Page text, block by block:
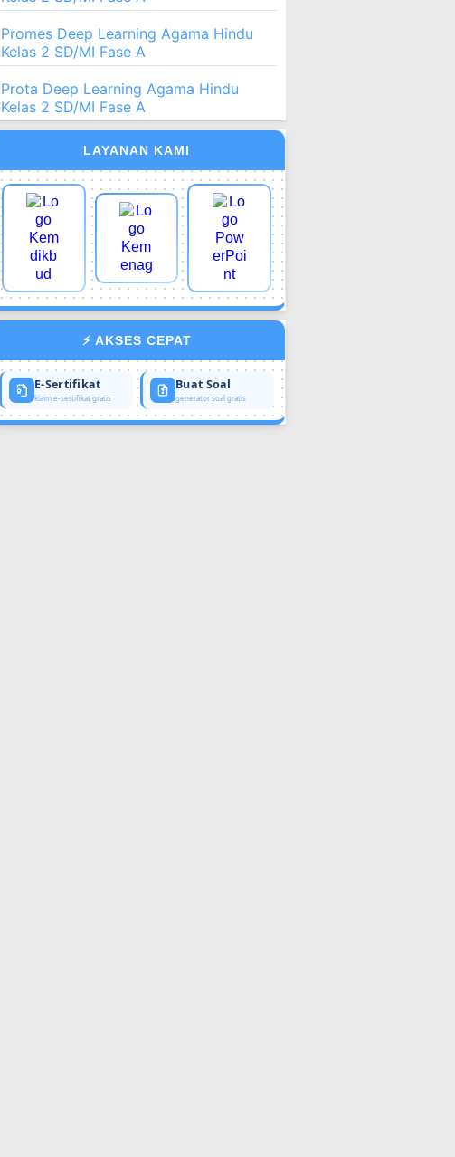
Promes Deep Learning Agama Hindu
Kelas 2 SD/MI Fase A
Prota Deep Learning Agama Hindu
Kelas 2 SD/MI Fase A
LAYANAN KAMI
⚡ AKSES CEPAT
E-Sertifikat
klaim e-sertifikat gratis
Buat Soal
generator soal gratis